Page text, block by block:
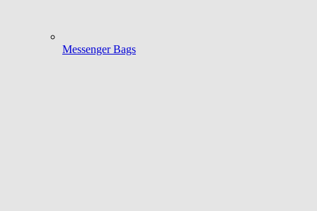
Messenger Bags